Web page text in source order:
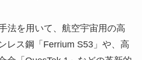
法を用いて、航空宇宙用の高
レス鋼「Ferrium S53」や、高